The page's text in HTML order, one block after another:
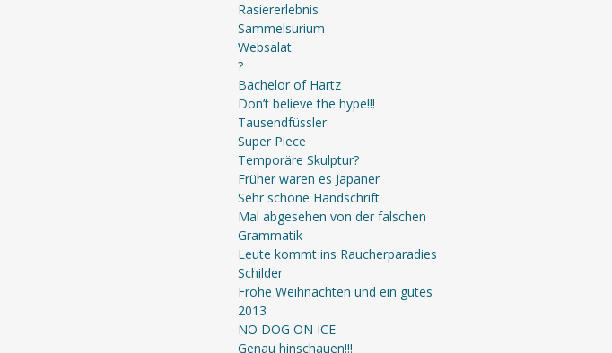
Rasiererlebnis
Sammelsurium
Websalat
?
Bachelor of Hartz
Don’t believe the hype!!!
Tausendfüssler
Super Piece
Temporäre Skulptur?
Früher waren es Japaner
Sehr schöne Handschrift
Mal abgesehen von der falschen
Grammatik
Leute kommt ins Raucherparadies
Schilder
Frohe Weihnachten und ein gutes
2013
NO DOG ON ICE
Genau hinschauen!!!